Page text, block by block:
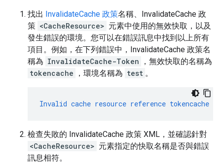
找出 InvalidateCache 政策名稱、InvalidateCache 政
策 <CacheResource> 元素中使用的無效快取，以及
發生錯誤的環境。您可以在錯誤訊息中找到以上所有
項目。例如，在下列錯誤中，InvalidateCache 政策名
稱為 InvalidateCache-Token
，無效快取的名稱為
tokencache
，環境名稱為 test 。
Invalid cache resource reference tokencache
檢查失敗的 InvalidateCache 政策 XML，並確認針對
<CacheResource> 元素指定的快取名稱是否與錯誤
訊息相符。